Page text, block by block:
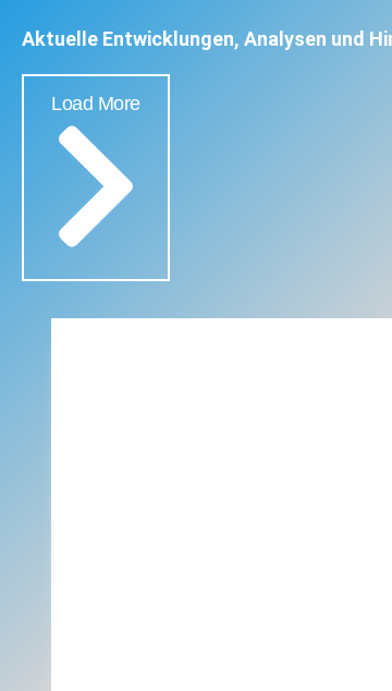
Aktuelle Entwicklungen, Analysen und
Load More